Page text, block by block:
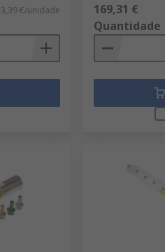
€/unidade 169,31 €
Quantidade